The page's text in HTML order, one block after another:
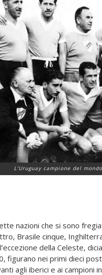
L’Uruguay campione del
nazioni che si sono
Brasile cinque,
della Celeste,
figurano nei primi dieci
agli iberici e ai campioni